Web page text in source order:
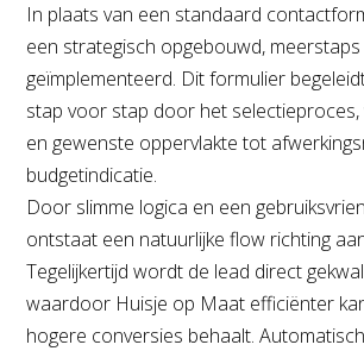
In plaats van een standaard
een strategisch opgebouwd,
geïmplementeerd. Dit formulier
stap voor stap door het selectieproces,
en gewenste oppervlakte tot
budgetindicatie.
Door slimme logica en een
ontstaat een natuurlijke flow richting
Tegelijkertijd wordt de lead direct
waardoor Huisje op Maat efficiënter
hogere conversies behaalt.